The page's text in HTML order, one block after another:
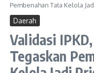
Pembenahan Tata Kelola
Daerah
Validasi
Tegaskan